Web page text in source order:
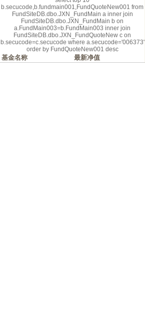
b.secucode,b.fundmain001,FundQuoteNew001 from
FundSiteDB.dbo.JXN_FundMain a inner join
FundSiteDB.dbo.JXN_FundMain b on
a.FundMain003=b.FundMain003 inner join
FundSiteDB.dbo.JXN_FundQuoteNew c on
b.secucode=c.secucode where a.secucode='006373'
order by FundQuoteNew001 desc
基金名称 最新净值